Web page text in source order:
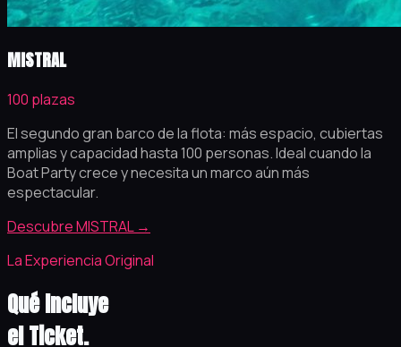
MISTRAL
100 plazas
El segundo gran barco de la flota: más espacio, cubiertas
amplias y capacidad hasta 100 personas. Ideal cuando la
Boat Party crece y necesita un marco aún más
espectacular.
Descubre MISTRAL →
La Experiencia Original
Qué Incluye
el Ticket.